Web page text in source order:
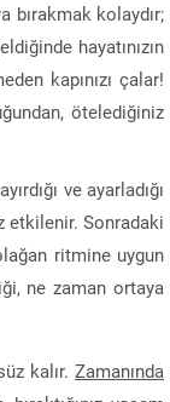
bırakmak kolaydır;
hayatınızın
kapınızı çalar!
ötelediğiniz
ve ayarladığı
etkilenir. Sonradaki
ritmine uygun
ne zaman ortaya
kalır. Zamanında